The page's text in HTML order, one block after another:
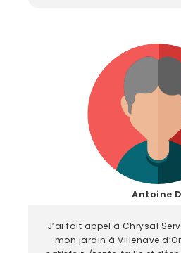
Antoine
J’ai fait appel à Chrysal
mon jardin à Villenave